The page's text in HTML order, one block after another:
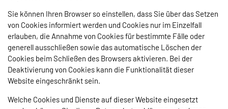
Sie können Ihren Browser so einstellen, dass Sie über das Setzen
von Cookies informiert werden und Cookies nur im Einzelfall
erlauben, die Annahme von Cookies für bestimmte Fälle oder
generell ausschließen sowie das automatische Löschen der
Cookies beim Schließen des Browsers aktivieren. Bei der
Deaktivierung von Cookies kann die Funktionalität dieser
Website eingeschränkt sein.
Welche Cookies und Dienste auf dieser Website eingesetzt